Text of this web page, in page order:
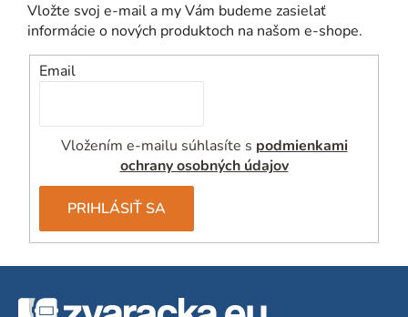
Vložte svoj e-mail a my Vám budeme zasielať
informácie o nových produktoch na našom e-shope.
Email
Vložením e-mailu súhlasíte s podmienkami
ochrany osobných údajov
PRIHLÁSIŤ SA